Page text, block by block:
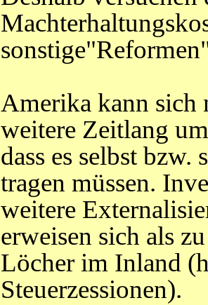
Amerika kann sich
weitere Zeitlang
dass es selbst
tragen müssen.
weitere
erweisen sich als
Löcher im Inland
Steuerzessionen).